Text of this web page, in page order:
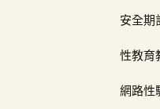
安全期
性教育
網路性